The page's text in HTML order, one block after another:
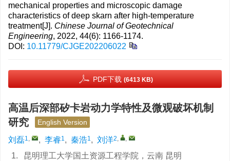
mechanical properties and microscopic damage
characteristics of deep skarn after high-temperature
treatment[J]. Chinese Journal of Geotechnical
Engineering, 2022, 44(6): 1166-1174.
DOI: 10.11779/CJGE202206022
PDF下载 (6413 KB)
高温后深部矽卡岩动力学特性及微观破坏机制
研究
English Version
刘磊1, , 李睿1, 秦浩1, 刘洋2, ,
1.
昆明理工大学国土资源工程学院，云南 昆明